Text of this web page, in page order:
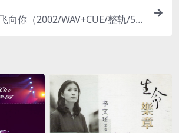
向你（2002/WAV+CUE/整轨/53